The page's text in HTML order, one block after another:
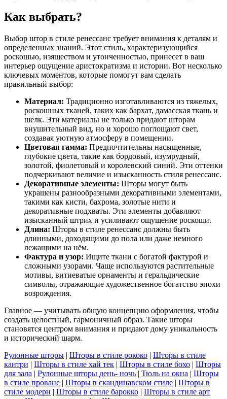
Как выбрать?
Выбор штор в стиле ренессанс требует внимания к деталям и
определенных знаний. Этот стиль, характеризующийся
роскошью, изяществом и утонченностью, принесет в ваш
интерьер ощущение аристократизма и истории. Вот несколько
ключевых моментов, которые помогут вам сделать
правильный выбор:
Материал: Традиционно изготавливаются из тяжелых,
роскошных тканей, таких как бархат, дамасская ткань и
шелк. Эти материалы не только придают шторам
внушительный вид, но и хорошо поглощают свет,
создавая уютную атмосферу в помещении.
Цветовая гамма: Предпочтительны насыщенные,
глубокие цвета, такие как бордовый, изумрудный,
золотой, фиолетовый и королевский синий. Эти оттенки
подчеркивают величие и изысканность стиля ренессанс.
Декоративные элементы: Шторы могут быть
украшены разнообразными декоративными элементами,
такими как кисти, бахрома, золотые нити и
декоративные подхваты. Эти элементы добавляют
изысканный штрих и усиливают ощущение роскоши.
Длина: Шторы в стиле ренессанс должны быть
длинными, доходящими до пола или даже немного
лежащими на нём.
Фактура и узор: Ищите ткани с богатой фактурой и
сложными узорами. Чаще используются растительные
мотивы, витиеватые орнаменты и геральдические
символы, отражающие художественное богатство эпохи
возрождения.
Главное — учитывать общую концепцию оформления, чтобы
создать целостный, гармоничный образ. Такие шторы
становятся центром внимания и придают дому уникальность
и исторический шарм.
Рулонные шторы | Шторы в стиле рококо | Шторы в стиле
кантри | Шторы в стиле хай тек | Шторы в стиле бохо | Шторы
для зала | Рулонные шторы день- ночь | Тюль на окна | Шторы
в стиле прованс | Шторы в скандинавском стиле | Шторы в
стиле модерн | Шторы в стиле барокко | Шторы в стиле арт